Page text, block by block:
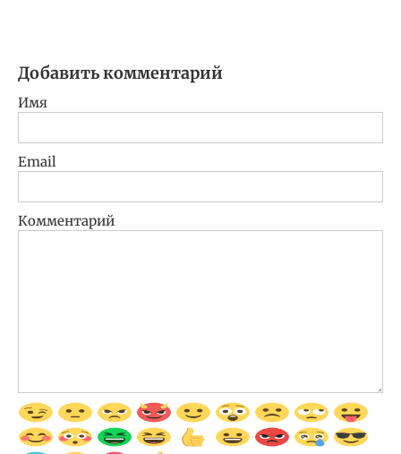
Добавить комментарий
Имя
Email
Комментарий